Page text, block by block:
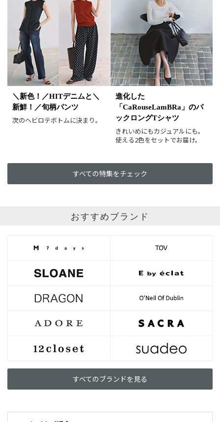
ホワイト ブラック
グレー
ベージュ
ブラウン
オレンジ
イエロー
レッド
ピンク
パープル
グリーン
ブルー
ゴールド
シルバー マルチ
＼新色！／HITデニムと＼
新鮮！／旬柄パンツ
次のヘビロテボトムに決まり。
進化した
「CaRouseLamBRa」のパ
ックロングTシャツ
きれいめにもカジュアルにも。
使える2色をセットでお届け。
すべての特集をチェック
おすすめブランド
すべてのブランドを見る